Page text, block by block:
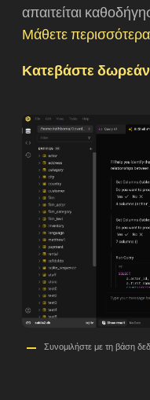
απαιτείται
Μάθετε περισσότερα
Κατεβάστε δωρεάν
Συνομιλήστε με τη βάση